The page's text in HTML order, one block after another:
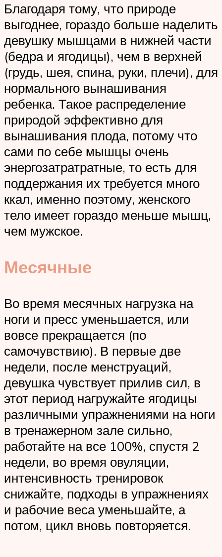
Благодаря тому, что природе
выгоднее, гораздо больше наделить
девушку мышцами в нижней части
(бедра и ягодицы), чем в верхней
(грудь, шея, спина, руки, плечи), для
нормального вынашивания
ребенка. Такое распределение
природой эффективно для
вынашивания плода, потому что
сами по себе мышцы очень
энергозатратратные, то есть для
поддержания их требуется много
ккал, именно поэтому, женского
тело имеет гораздо меньше мышц,
чем мужское.
Месячные
Во время месячных нагрузка на
ноги и пресс уменьшается, или
вовсе прекращается (по
самочувствию). В первые две
недели, после менструаций,
девушка чувствует прилив сил, в
этот период нагружайте ягодицы
различными упражнениями на ноги
в тренажерном зале сильно,
работайте на все 100%, спустя 2
недели, во время овуляции,
интенсивность тренировок
снижайте, подходы в упражнениях
и рабочие веса уменьшайте, а
потом, цикл вновь повторяется.